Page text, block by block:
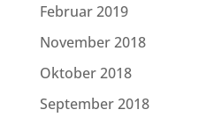
Februar 2019
November 2018
Oktober 2018
September 2018